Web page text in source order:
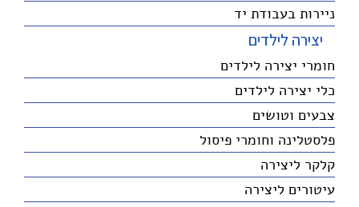
ניירות בעבודת יד
יצירה לילדים
חומרי יצירה לילדים
כלי יצירה לילדים
צבעים וטושים
פלסטלינה וחומרי פיסול
קלקר ליצירה
עיטורים ליצירה